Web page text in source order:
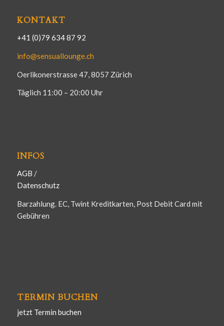
KONTAKT
+41 (0)79 634 87 92
info@sensuallounge.ch
Oerlikonerstrasse 47, 8057 Zürich
Täglich 11:00 – 20:00 Uhr
INFOS
AGB /
Datenschutz
Barzahlung. EC, Twint Kreditkarten, Post Debit Card mit
Gebühren
TERMIN BUCHEN
jetzt Termin buchen